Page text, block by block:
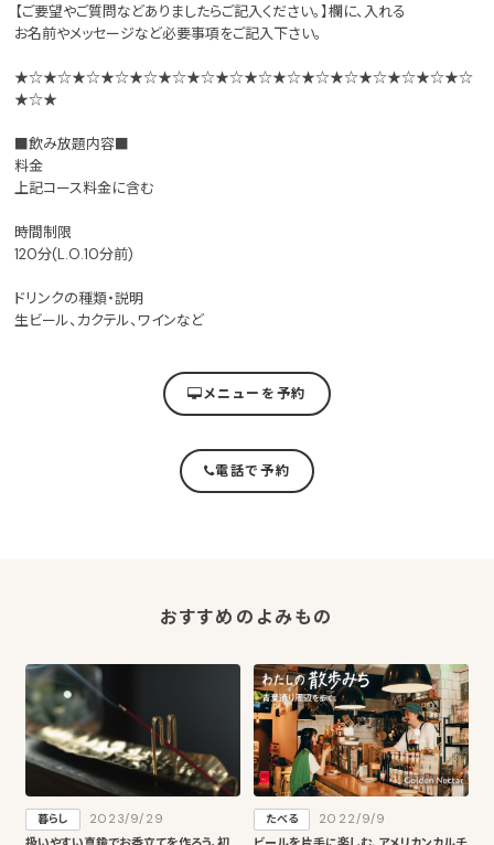
【ご要望やご質問などありましたらご記入ください。】欄に、入れる
お名前やメッセージなど必要事項をご記入下さい。
★☆★☆★☆★☆★☆★☆★☆★☆★☆★☆★☆★☆★☆★☆★☆★☆
★☆★
■飲み放題内容■
料金
上記コース料金に含む
時間制限
120分(L.O.10分前)
ドリンクの種類・説明
生ビール、カクテル、ワインなど
メニューを予約
電話で予約
おすすめのよみもの
暮らし
2023/9/29
たべる
2022/9/9